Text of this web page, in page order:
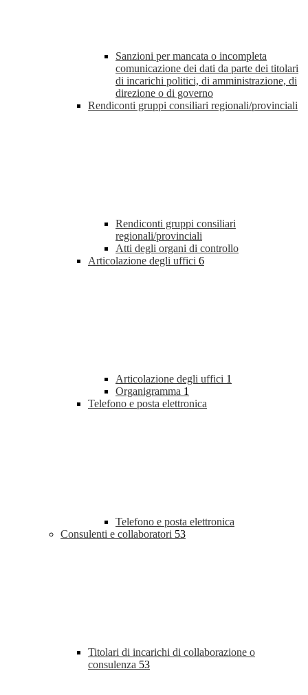
Sanzioni per mancata o incompleta
comunicazione dei dati da parte dei titolari
di incarichi politici, di amministrazione, di
direzione o di governo
Rendiconti gruppi consiliari regionali/provinciali
Rendiconti gruppi consiliari
regionali/provinciali
Atti degli organi di controllo
Articolazione degli uffici 6
Articolazione degli uffici 1
Organigramma 1
Telefono e posta elettronica
Telefono e posta elettronica
Consulenti e collaboratori 53
Titolari di incarichi di collaborazione o
consulenza 53